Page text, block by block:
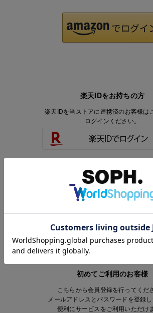
楽天IDをお持ちの方
楽天IDを当ストアに連携済のお客様は
ログインください。
楽天IDをお持ちで、当ストアのアカ
お持ちでないお客様はこちらよ
会員登録いただけます。
初めてご利用のお客様
こちらから会員登録を行ってくだ
メールアドレスとパスワードを登録し
便利にサービスをご利用いただけ